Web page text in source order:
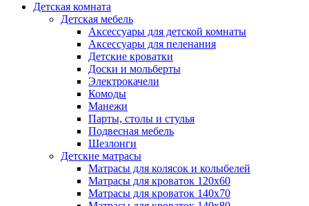
Детская комната
Детская мебель
Аксессуары для детской комнаты
Аксессуары для пеленания
Детские кроватки
Доски и мольберты
Электрокачели
Комоды
Манежи
Парты, столы и стулья
Подвесная мебель
Шезлонги
Детские матрасы
Матрасы для колясок и колыбелей
Матрасы для кроваток 120х60
Матрасы для кроваток 140х70